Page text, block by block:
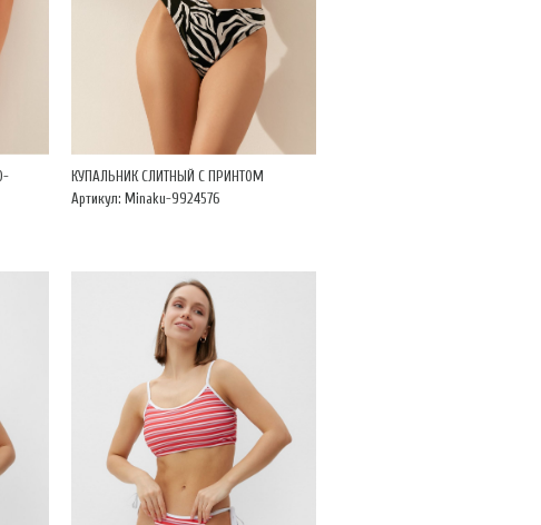
КУПАЛЬНИК СЛИТНЫЙ С ПРИНТОМ
Артикул: Minaku-9924576